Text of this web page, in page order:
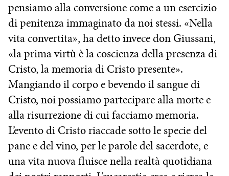
pensiamo alla conversione come a un esercizio
di penitenza immaginato da noi stessi. «Nella
vita convertita», ha detto invece don Giussani,
«la prima virtù è la coscienza della presenza di
Cristo, la memoria di Cristo presente».
Mangiando il corpo e bevendo il sangue di
Cristo, noi possiamo partecipare alla morte e
alla risurrezione di cui facciamo memoria.
L’evento di Cristo riaccade sotto le specie del
pane e del vino, per le parole del sacerdote, e
una vita nuova fluisce nella realtà quotidiana